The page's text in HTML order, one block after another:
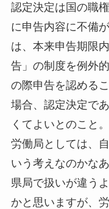
認定決定は国の職
に申告内容に不備
は、本来申告期限
告」の制度を例外
の際申告を認める
場合、認定決定で
くてよいとのこと。
労働局としては、
いう考えなのかな
県局で扱いが違う
かと思いますが、